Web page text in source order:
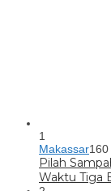
1
Makassar
Pilah
Waktu Tiga